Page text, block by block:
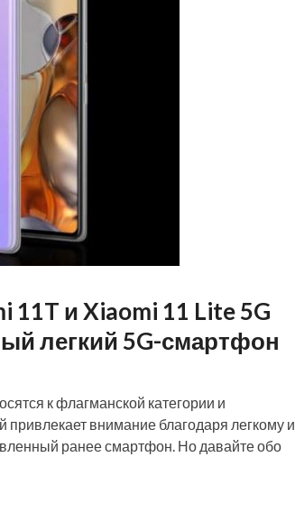
11T и Xiaomi 11 Lite 5G
легкий 5G-смартфон
к флагманской категории и
привлекает внимание благодаря легкому и
ранее смартфон. Но давайте обо